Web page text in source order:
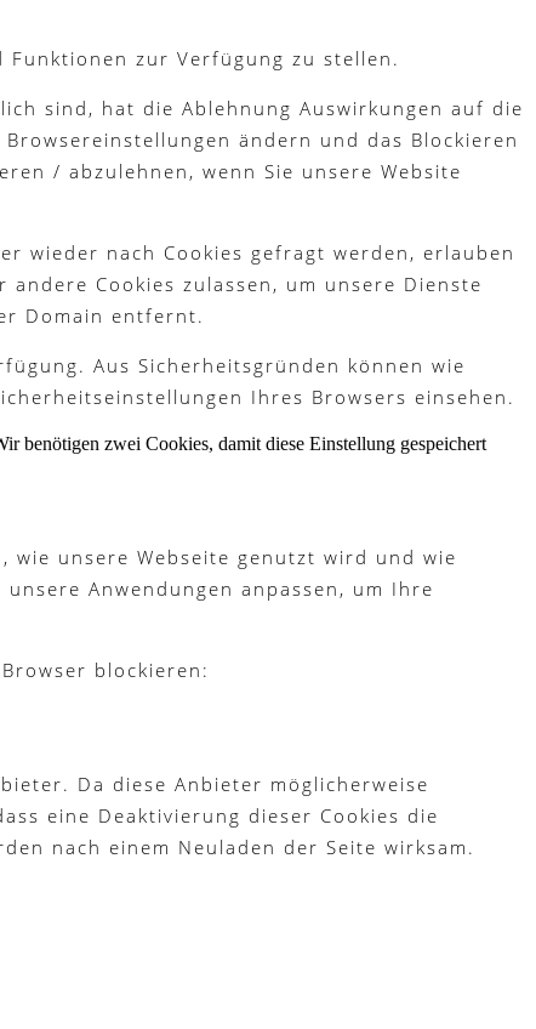
zur Verfügung zu stellen.
sind, hat die Ablehnung Auswirkungen auf die
ändern und das Blockieren
/ abzulehnen, wenn Sie unsere Website
wieder nach Cookies gefragt werden, erlauben
Cookies zulassen, um unsere Dienste
Domain entfernt.
Aus Sicherheitsgründen können wie
Ihres Browsers einsehen.
benötigen zwei Cookies, damit diese Einstellung gespeichert
wie unsere Webseite genutzt wird und wie
Anwendungen anpassen, um Ihre
blockieren:
Da diese Anbieter möglicherweise
eine Deaktivierung dieser Cookies die
nach einem Neuladen der Seite wirksam.